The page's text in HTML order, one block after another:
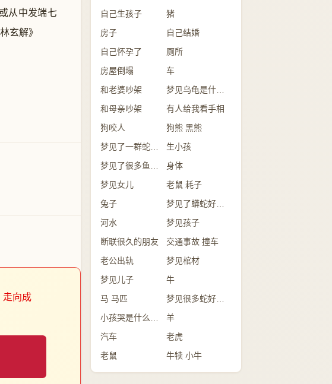
从中发端七
玄解》
走向成
自己生孩子
猪
房子
自己结婚
自己怀孕了
厕所
房屋倒塌
车
和老婆吵架
梦见乌龟是什么意思？
和母亲吵架
有人给我看手相
狗咬人
狗熊 黑熊
生小孩
身体
梦见女儿
老鼠 耗子
兔子
梦见了蟒蛇好不好？
河水
梦见孩子
断联很久的朋友
交通事故 撞车
老公出轨
梦见棺材
梦见儿子
牛
马 马匹
梦见很多蛇好不好？
羊
汽车
老虎
老鼠
牛犊 小牛